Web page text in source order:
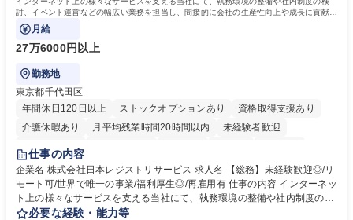
討、イベント運営などの幅広い業務を担当し、間接的に会社の生産性向上や成長に貢献し
ている部署です。
月給
27万6000円以上
勤務地
東京都千代田区
年間休日120日以上
ストックオプションあり
資格取得支援あり
介護休暇あり
月平均残業時間20時間以内
未経験者歓迎
住宅手当あり
完全週休2日制
交通費支給 駅近5分以内 土日祝休み 服装自由
仕事の内容
企業名 株式会社日本レジストリサービス 求人名 【総務】未経験歓迎◎/リ
モート可/世界で唯一の事業/福利厚生◎/再雇用有 仕事の内容 インターネッ
ト上の様々なサービスを支える当社にて、執務環境の整備や社内制度の検
討、イベント運営などの幅広い業務を担当し、間接的に会社の生産性向上
必要な経験・能力等